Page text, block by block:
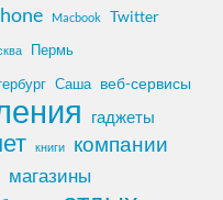
Macbook Twitter
Пермь
Саша веб-сервисы
гаджеты
книги компании
магазины